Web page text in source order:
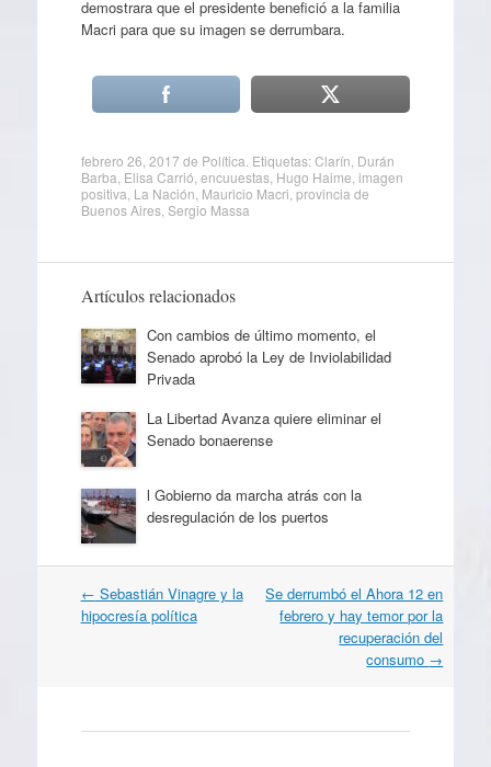
demostrara que el presidente benefició a la familia
Macri para que su imagen se derrumbara.
febrero 26, 2017 de Política . Etiquetas:Clarín Durán
Barba Elisa Carrió encuuestas, Hugo Haime imagen
positiva La Nación Mauricio Macri provincia de
Buenos Aires, Sergio Massa
Artículos relacionados
Con cambios de último momento, el
Senado aprobó la Ley de Inviolabilidad
Privada
La Libertad Avanza quiere eliminar el
Senado bonaerense
l Gobierno da marcha atrás con la
desregulación de los puertos
Navegación
por
← Sebastián Vinagre y la
hipocresía política
Se derrumbó el Ahora 12 en
febrero y hay temor por la
recuperación del
consumo →